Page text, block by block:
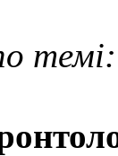
темі: